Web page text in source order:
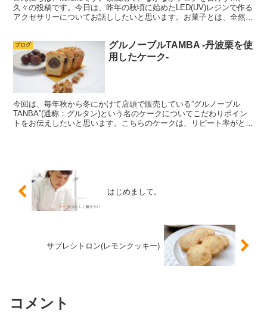
久々の投稿です。今日は、昨年の秋頃に始めたLED(UV)レジンで作る
アクセサリーについてお話ししたいと思います。お菓子とは、全然関
ブログ
グルノーブルTAMBA -丹波栗を使
用したケーク-
今回は、毎年秋から冬にかけて店頭で販売している”グルノーブル
TANBA”(通称：グルタン)という名のケークについてこだわりポイン
トをお伝えしたいと思います。こちらのケークは、リピート率がとて
はじめまして。
サブレシトロン(レモンクッキー)
コメント